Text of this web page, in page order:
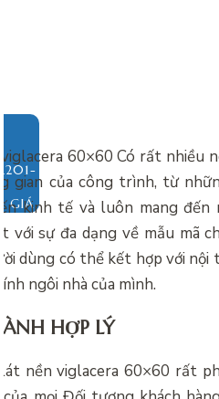
GIÁ
60×60 Có rất nhiều
gian của công trình, từ
kinh tế và luôn mang đến
với sự đa dạng về mẫu mã
dùng có thể kết hợp với
ngôi nhà của mình.
HỢP LÝ
nền viglacera 60×60 rất